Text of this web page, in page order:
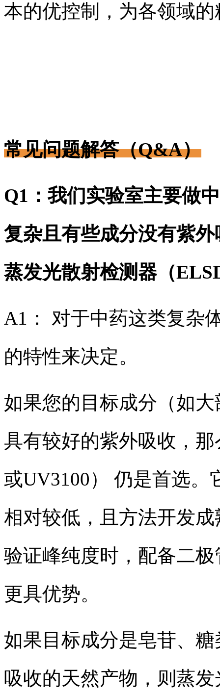
本的优控制，为各领域
常见问题解答（Q&A）
Q1：我们实验室主要做
复杂且有些成分没有紫
蒸发光散射检测器（
A1： 对于中药这类复杂
的特性来决定。
如果您的目标成分（如
具有较好的紫外吸收，
或UV3100） 仍是首选
相对较低，且方法开发
验证峰纯度时，配备二
更具优势。
如果目标成分是皂苷、
吸收的天然产物，则蒸